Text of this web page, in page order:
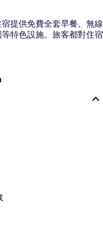
提供免費全套早餐、無線
特色設施。旅客都對住宿